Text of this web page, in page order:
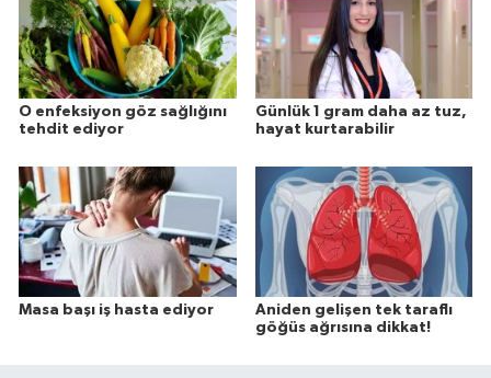
O enfeksiyon göz sağlığını
tehdit ediyor
Günlük 1 gram daha az tuz,
hayat kurtarabilir
Masa başı iş hasta ediyor
Aniden gelişen tek taraflı
göğüs ağrısına dikkat!